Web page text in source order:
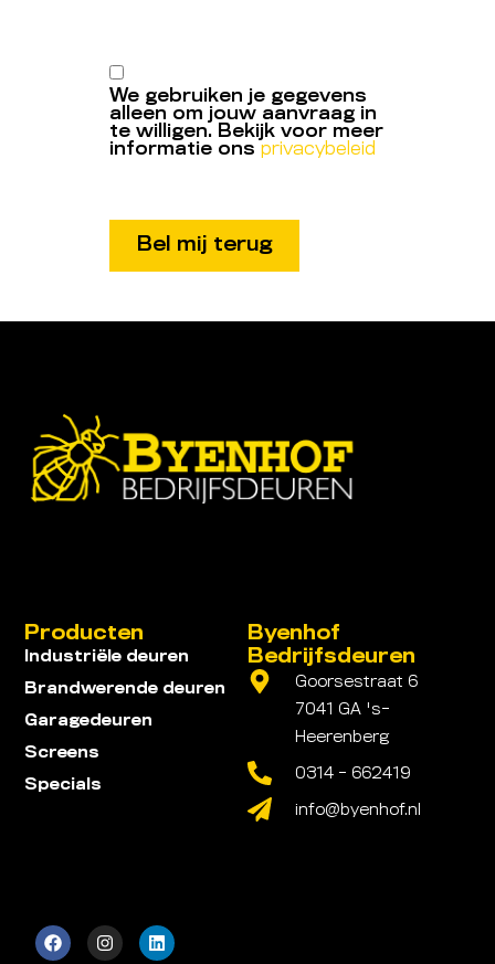
We gebruiken je gegevens
alleen om jouw aanvraag in
te willigen. Bekijk voor meer
informatie ons privacybeleid
Byenhof
Bedrijfsdeuren
Goorsestraat 6
7041 GA 's-
Heerenberg
0314 - 662419
info@byenhof.nl
Producten
Industriële deuren
Brandwerende deuren
Garagedeuren
Screens
Specials